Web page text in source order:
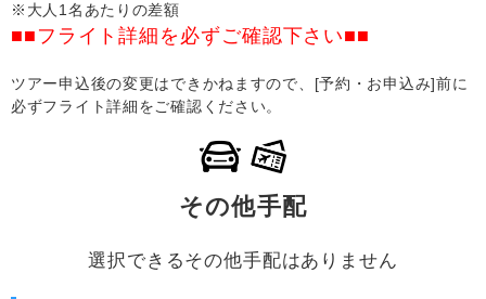
※大人1名あたりの差額
■■フライト詳細を必ずご確認下さい■■
ツアー申込後の変更はできかねますので、[予約・お申込み]前に
必ずフライト詳細をご確認ください。
その他手配
選択できるその他手配はありません